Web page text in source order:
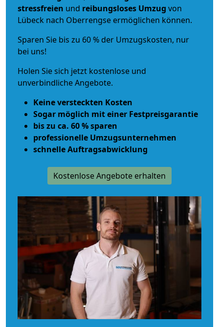
stressfreien und reibungsloses Umzug von
Lübeck nach Oberrengse ermöglichen können.
Sparen Sie bis zu 60 % der Umzugskosten, nur
bei uns!
Holen Sie sich jetzt kostenlose und
unverbindliche Angebote.
Keine versteckten Kosten
Sogar möglich mit einer Festpreisgarantie
bis zu ca. 60 % sparen
professionelle Umzugsunternehmen
schnelle Auftragsabwicklung
Kostenlose Angebote erhalten